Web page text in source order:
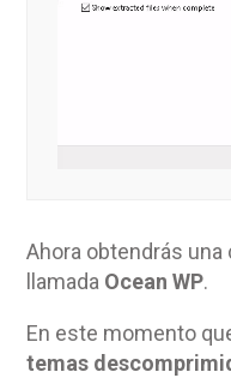
Ahora obtendrás
llamada Ocean WP.
En este momento
temas